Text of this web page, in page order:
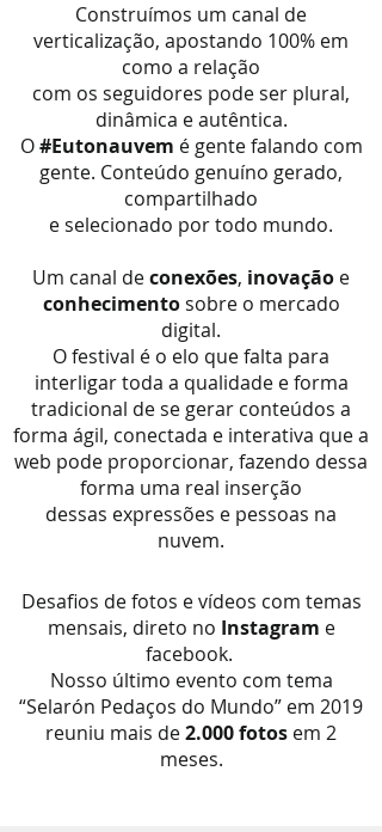
Construímos um canal de
verticalização, apostando 100% em
como a relação
com os seguidores pode ser plural,
dinâmica e autêntica.
O#Eutonauvem é gente falando com
gente. Conteúdo genuíno gerado,
compartilhado
e selecionado por todo mundo.
Um canal deconexões, inovação e
conhecimentosobre o mercado
digital.
O festival é o elo que falta para
interligar toda a qualidade e forma
tradicional de se gerar conteúdos a
forma ágil, conectada e interativa que a
web pode proporcionar, fazendo dessa
forma uma real inserção
dessas expressões e pessoas na
nuvem.
Desafios de fotos e vídeos com temas
mensais, direto no Instagram e
facebook.
Nosso último evento com tema
“Selarón Pedaços do Mundo” em 2019
reuniu mais de2.000 fotos em 2
meses.